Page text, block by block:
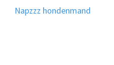
Napzzz hondenmand